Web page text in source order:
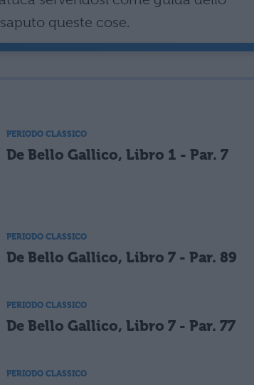
queste cose.
PERIODO CLASSICO
De Bello Gallico, Libro 1 - Par. 7
PERIODO CLASSICO
De Bello Gallico, Libro 7 - Par. 89
PERIODO CLASSICO
De Bello Gallico, Libro 7 - Par. 77
PERIODO CLASSICO